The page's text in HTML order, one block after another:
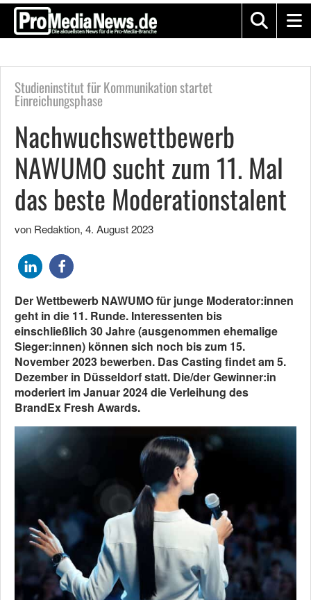
Studieninstitut für Kommunikation startet
Einreichungsphase
Nachwuchswettbewerb
NAWUMO sucht zum 11. Mal
das beste Moderationstalent
von Redaktion, 4. August 2023
Der Wettbewerb NAWUMO für junge Moderator:innen
geht in die 11. Runde. Interessenten bis
einschließlich 30 Jahre (ausgenommen ehemalige
Sieger:innen) können sich noch bis zum 15.
November 2023 bewerben. Das Casting findet am 5.
Dezember in Düsseldorf statt. Die/der Gewinner:in
moderiert im Januar 2024 die Verleihung des
BrandEx Fresh Awards.